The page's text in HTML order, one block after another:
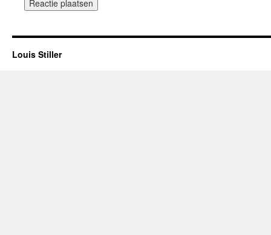
Louis Stiller